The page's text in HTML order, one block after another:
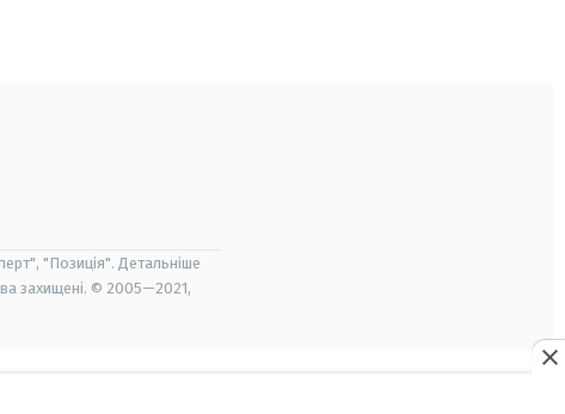
"Позиція". Детальніше
захищені. © 2005—2021,